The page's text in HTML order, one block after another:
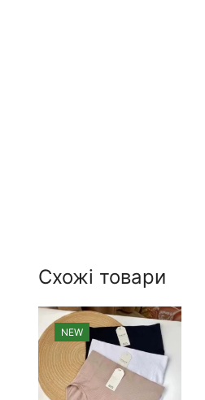
Схожі товари
NEW